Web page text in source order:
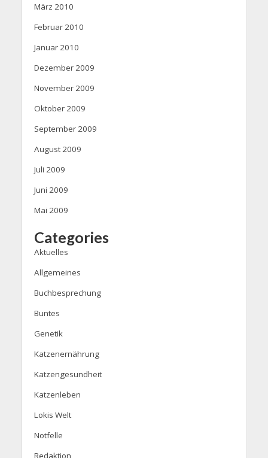
März 2010
Februar 2010
Januar 2010
Dezember 2009
November 2009
Oktober 2009
September 2009
August 2009
Juli 2009
Juni 2009
Mai 2009
Categories
Aktuelles
Allgemeines
Buchbesprechung
Buntes
Genetik
Katzenernährung
Katzengesundheit
Katzenleben
Lokis Welt
Notfelle
Redaktion